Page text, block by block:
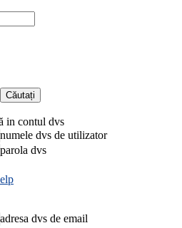
in contul dvs
numele dvs de utilizator
parola dvs
adresa dvs de email